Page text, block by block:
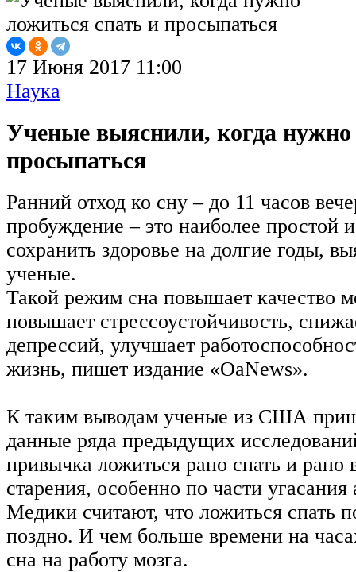
17 Июня 2017 11:00
Наука
Ученые выяснили, когда нужно
просыпаться
Ранний отход ко сну – до 11 часов
пробуждение – это наиболее простой
сохранить здоровье на долгие годы,
ученые.
Такой режим сна повышает качество
повышает стрессоустойчивость,
депрессий, улучшает
жизнь, пишет издание «OaNews».
К таким выводам ученые из США
данные ряда предыдущих
привычка ложиться рано спать и рано
старения, особенно по части угасания
Медики считают, что ложиться спать
поздно. И чем больше времени на
сна на работу мозга.